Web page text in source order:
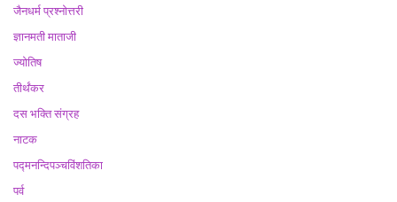
जैनधर्म प्रश्नोत्तरी
ज्ञानमती माताजी
ज्योतिष
तीर्थंकर
दस भक्ति संग्रह
नाटक
पद्मनन्दिपञ्चविंशतिका
पर्व